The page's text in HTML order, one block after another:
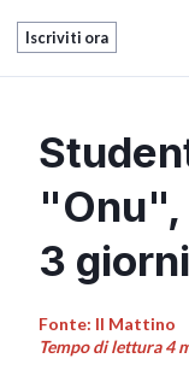
contenuto
Iscriviti ora
3 giorni
Fonte: Il Mattino
Tempo di lettura 4